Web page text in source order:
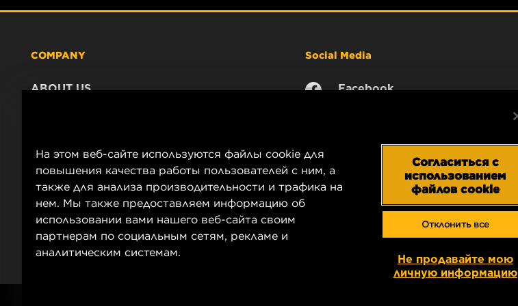
COMPANY
ABOUT US
DATA PRIVACY
LEGAL NOTICE
IMPRINT
Social Media
Facebook
YouTube
На этом веб-сайте используются файлы cookie для
повышения качества работы пользователей с ним, а
также для анализа производительности и трафика на
нем. Мы также предоставляем информацию об
использовании вами нашего веб-сайта своим
партнерам по социальным сетям, рекламе и
аналитическим системам.
Согласиться с
использованием
файлов cookie
Отклонить все
Не продавайте мою
личную информацию